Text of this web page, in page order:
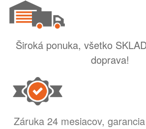
Široká ponuka, všetko
doprava!
Záruka 24 mesiacov,